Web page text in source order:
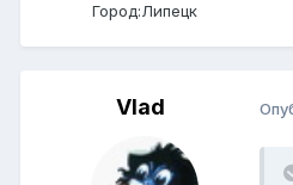
Город:Липецк
Vlad